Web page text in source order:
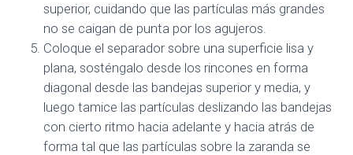
superior, cuidando que las partículas más grandes
no se caigan de punta por los agujeros.
Coloque el separador sobre una superficie lisa y
plana, sosténgalo desde los rincones en forma
diagonal desde las bandejas superior y media, y
luego tamice las partículas deslizando las bandejas
con cierto ritmo hacia adelante y hacia atrás de
forma tal que las partículas sobre la zaranda se